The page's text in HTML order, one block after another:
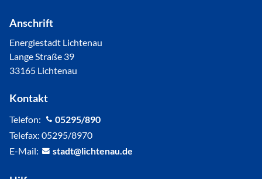
Anschrift
Energiestadt Lichtenau
Lange Straße 39
33165 Lichtenau
Kontakt
Telefon:
05295/890
Telefax: 05295/8970
E-Mail:
st dt l cht n d